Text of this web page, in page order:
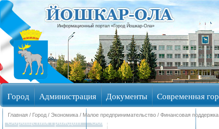
Информационный портал «Город Йошкар-Ола»
Город Администрация Документы Современная
Обращения граждан Общественные обсуждения
Главная / Город / Экономика / Малое предпринимательство / Финансовая поддержка